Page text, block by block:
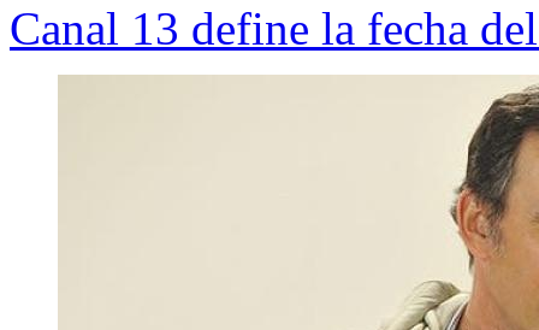
Canal 13 define la fecha